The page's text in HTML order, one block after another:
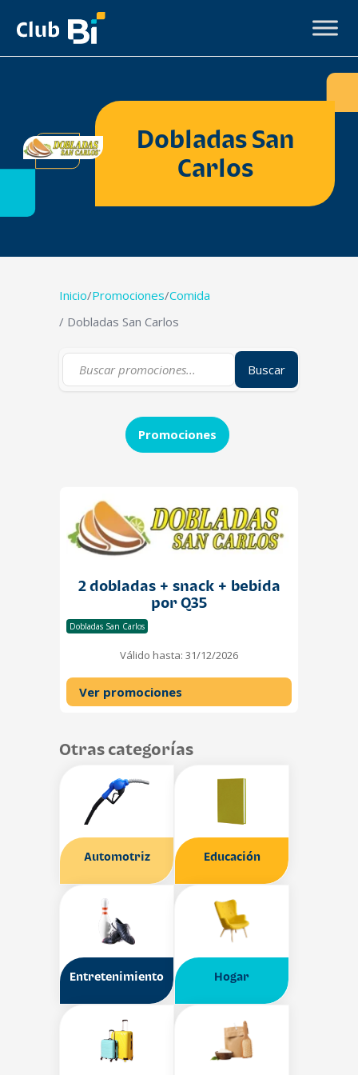
Dobladas San
Carlos
Inicio/Promociones/Comida
/ Dobladas San Carlos
Buscar
Promociones
2 dobladas + snack + bebida
por Q35
Dobladas San Carlos
Válido hasta: 31/12/2026
Ver promociones
Otras categorías
Automotriz Educación
Entretenimiento Hogar